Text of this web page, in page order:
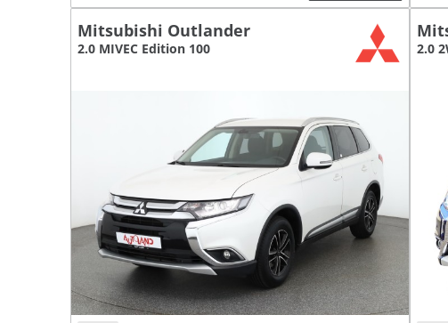
Mitsubishi Outlander
2.0 MIVEC Edition 100 2.0